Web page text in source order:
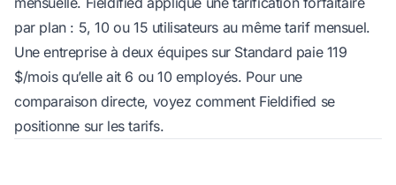
par plan : 5, 10 ou 15 utilisateurs au même tarif mensuel.
Une entreprise à deux équipes sur Standard paie 119
$/mois qu’elle ait 6 ou 10 employés. Pour une
comparaison directe, voyezcomment Fieldified se
positionne sur les tarifs.